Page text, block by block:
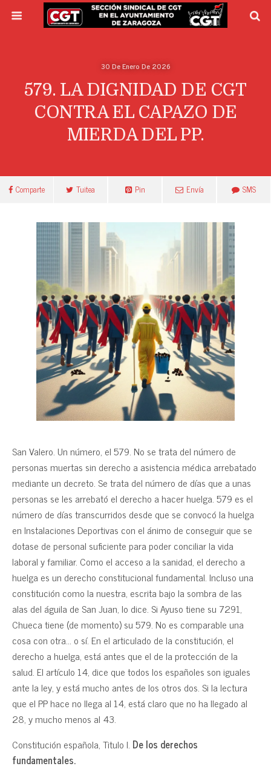
30 De Enero De 2026
579. LA DIGNIDAD DE CGT
CONTRA EL CAPAZO DE
MIERDA DEL PP.
Comparte Tuitea Pin Envía SMS
San Valero. Un número, el 579. No se trata del número de
personas muertas sin derecho a asistencia médica arrebatado
mediante un decreto. Se trata del número de días que a unas
personas se les arrebató el derecho a hacer huelga. 579 es el
número de días transcurridos desde que se convocó la huelga
en Instalaciones Deportivas con el ánimo de conseguir que se
dotase de personal suficiente para poder conciliar la vida
laboral y familiar. Como el acceso a la sanidad, el derecho a
huelga es un derecho constitucional fundamental. Incluso una
constitución como la nuestra, escrita bajo la sombra de las
alas del águila de San Juan, lo dice. Si Ayuso tiene su 7291,
Chueca tiene (de momento) su 579. No es comparable una
cosa con otra… o sí. En el articulado de la constitución, el
derecho a huelga, está antes que el de la protección de la
salud. El artículo 14, dice que todos los españoles son iguales
ante la ley, y está mucho antes de los otros dos. Si la lectura
que el PP hace no llega al 14, está claro que no ha llegado al
28, y mucho menos al 43.
Constitución española, Titulo I. De los derechos
fundamentales.